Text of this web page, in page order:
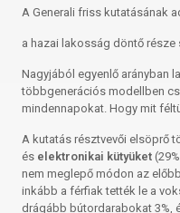
A Generali friss kutatásának
a hazai lakosság döntő
Nagyjából egyenlő arányban
többgenerációs modellben
mindennapokat. Hogy mit
A kutatás résztvevői elsöprő
és elektronikai kütyüket
nem meglepő módon az
inkább a férfiak tették le a
drágább bútordarabokat 3%,